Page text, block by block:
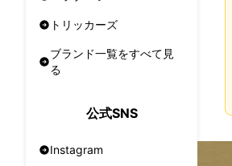
トリッカーズ
ブランド一覧をすべて見
る
公式SNS
Instagram